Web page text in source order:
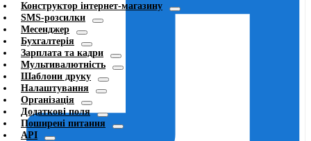
Конструктор інтернет-магазину
SMS-розсилки
Месенджер
Бухгалтерія
Зарплата та кадри
Мультивалютність
Шаблони друку
Налаштування
Організація
Додаткові поля
Поширені питання
API